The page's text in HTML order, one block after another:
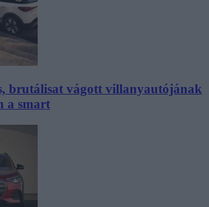
brutálisat vágott villanyautójának
a smart